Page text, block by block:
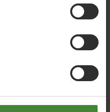
budskap